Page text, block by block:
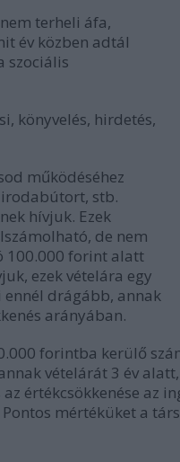
terheli áfa,
év közben adtál
szociális
könyvelés, hirdetés,
működéséhez
stb.
hívjuk. Ezek
de nem
100.000 forint alatt
ezek vételára egy
ennél drágább, annak
arányában.
forintba kerülő
vételárát 3 év
értékcsökkenése az
mértéküket a